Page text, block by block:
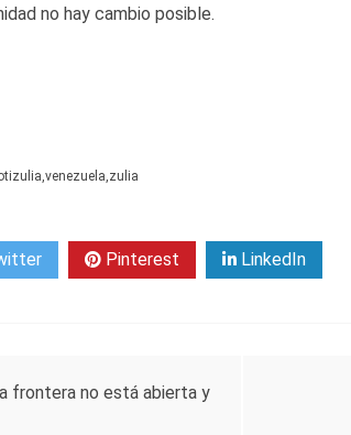
no hay cambio posible.
,venezuela,zulia
Pinterest LinkedIn
frontera no está abierta y